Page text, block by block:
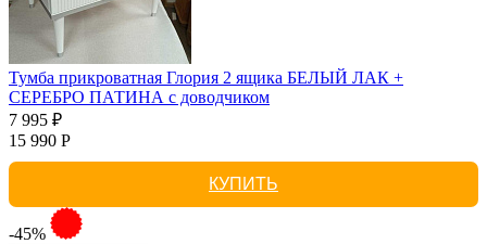
Тумба прикроватная Глория 2 ящика БЕЛЫЙ ЛАК +
СЕРЕБРО ПАТИНА с доводчиком
7 995 ₽
15 990 Р
КУПИТЬ
-45%